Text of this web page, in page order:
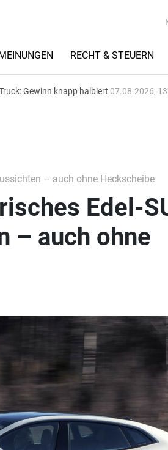
RECHT & STEUERN
Gewinn knapp halbiert 07.08.2026,
– auch ohne Heckscheibe
Edel-
– auch ohne